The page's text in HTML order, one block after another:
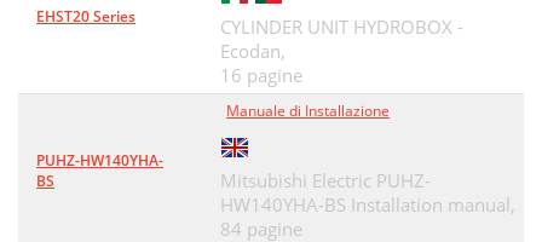
EHST20 Series
CYLINDER UNIT HYDROBOX -
Ecodan,
16 pagine
PUHZ-HW140YHA-
BS
Manuale di Installazione
Mitsubishi Electric PUHZ-
HW140YHA-BS Installation manual,
84 pagine